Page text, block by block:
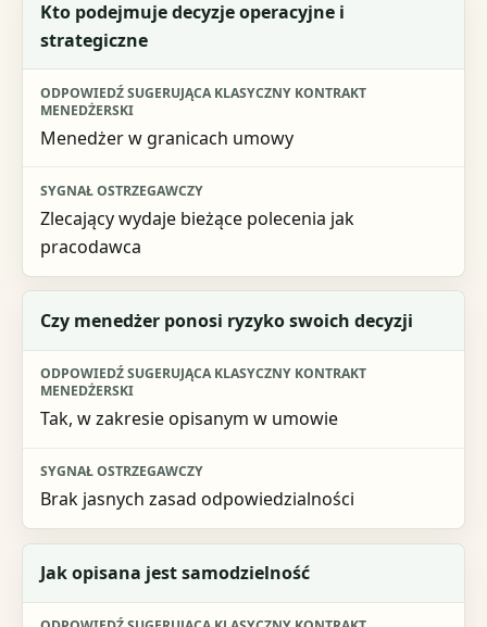
Pytanie kontrolne
Odpowiedź sugerująca klasyczny kontrakt menedżerski
Sygnał ostrzegawczy
Kto podejmuje decyzje operacyjne i
strategiczne
Menedżer w granicach umowy
Zlecający wydaje bieżące polecenia jak
pracodawca
Czy menedżer ponosi ryzyko swoich decyzji
Tak, w zakresie opisanym w umowie
Brak jasnych zasad odpowiedzialności
Jak opisana jest samodzielność